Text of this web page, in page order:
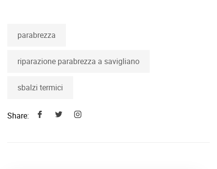
parabrezza
riparazione parabrezza a savigliano
sbalzi termici
Share: